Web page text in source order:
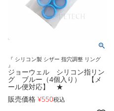
『 シリコン製 シザー 指穴調整 リング
』
ジョーウェル シリコン指リン
グ ブルー（4個入り） 【メ
ール便対応】 ★
販売価格 ¥550税込